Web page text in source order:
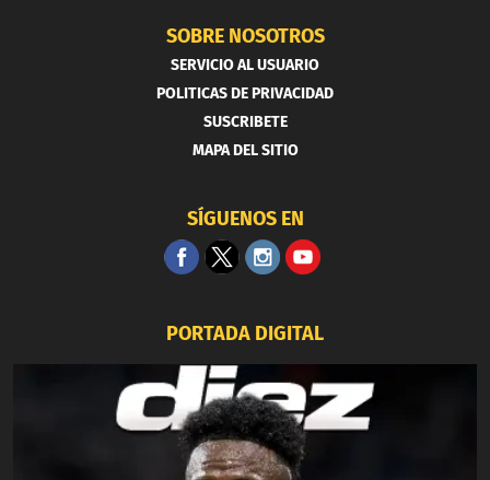
SOBRE NOSOTROS
SERVICIO AL USUARIO
POLITICAS DE PRIVACIDAD
SUSCRIBETE
MAPA DEL SITIO
SÍGUENOS EN
PORTADA DIGITAL